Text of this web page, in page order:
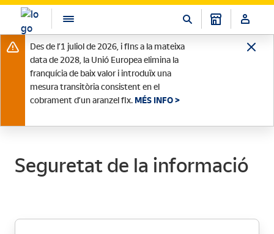
Des de l’1 juliol de 2026, i fins a la mateixa
data de 2028, la Unió Europea elimina la
franquícia de baix valor i introduïx una
mesura transitòria consistent en el
cobrament d’un aranzel fix. MÉS INFO >
Seguretat de la informació